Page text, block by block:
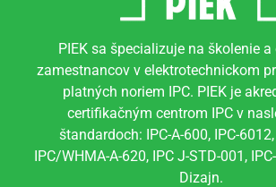
PIEK sa špecializuje na školenie
zamestnancov v elektrotechnickom
platných noriem IPC. PIEK je
certifikačným centrom IPC v
štandardoch: IPC-A-600, IPC-
IPC/WHMA-A-620, IPC J-STD-001,
Dizajn.